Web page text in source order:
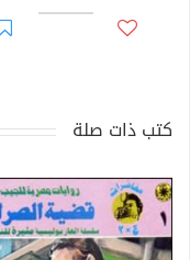
كتب ذات صلة